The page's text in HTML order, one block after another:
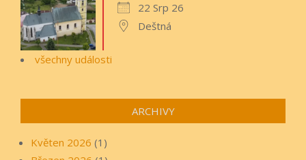
22 Srp 26
Deštná
všechny události
ARCHIVY
Květen 2026 (1)